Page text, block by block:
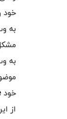
خود
به
به
خود
از